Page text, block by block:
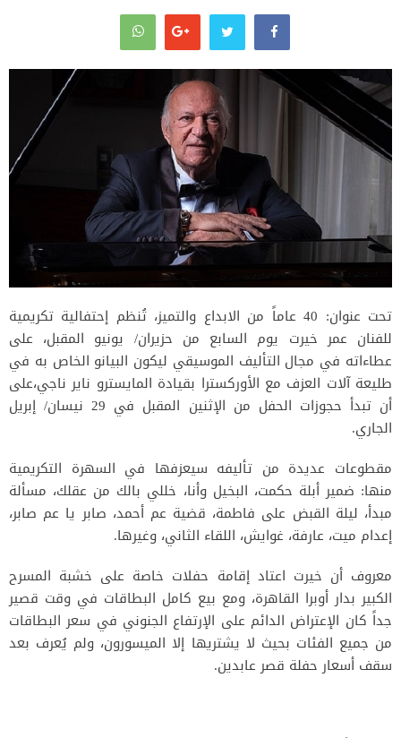
تحت عنوان: 40 عاماً من الابداع والتميز، تُنظم إحتفالية تكريمية
للفنان عمر خيرت يوم السابع من حزيران/ يونيو المقبل، على
عطاءاته في مجال التأليف الموسيقي ليكون البيانو الخاص به في
طليعة آلات العزف مع الأوركسترا بقيادة المايسترو ناير ناجي،على
أن تبدأ حجوزات الحفل من الإثنين المقبل في 29 نيسان/ إبريل
الجاري.
مقطوعات عديدة من تأليفه سيعزفها في السهرة التكريمية
منها: ضمير أبلة حكمت، البخيل وأنا، خللي بالك من عقلك، مسألة
مبدأ، ليلة القبض على فاطمة، قضية عم أحمد، صابر يا عم صابر،
إعدام ميت، عارفة، غوايش، اللقاء الثاني، وغيرها.
معروف أن خيرت اعتاد إقامة حفلات خاصة على خشبة المسرح
الكبير بدار أوبرا القاهرة، ومع بيع كامل البطاقات في وقت قصير
جداً كان الإعتراض الدائم على الإرتفاع الجنوني في سعر البطاقات
من جميع الفئات بحيث لا يشتريها إلا الميسورون، ولم يُعرف بعد
سقف أسعار حفلة قصر عابدين.